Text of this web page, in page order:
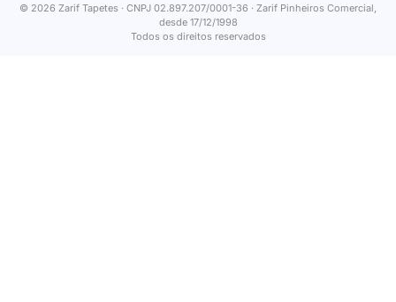
© 2026 Zarif Tapetes · CNPJ 02.897.207/0001-36 · Zarif Pinheiros Comercial,
desde 17/12/1998
Todos os direitos reservados